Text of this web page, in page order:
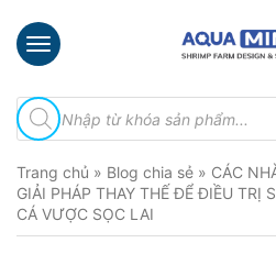
×
chủ
thiệu
Sản
phẩm
Tìm
kiếm
sản
Trang chủ » Blog chia sẻ » CÁC
GIẢI PHÁP THAY THẾ ĐỂ ĐIỀU TRỊ
CÁ VƯỢC SỌC LAI